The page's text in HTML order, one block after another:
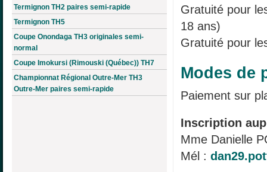
Termignon TH2 paires semi-rapide
Termignon TH5
Coupe Onondaga TH3 originales semi-
normal
Coupe Imokursi (Rimouski (Québec)) TH7
Championnat Régional Outre-Mer TH3
Outre-Mer paires semi-rapide
Gratuité pour
18 ans)
Gratuité pour
Modes de
Paiement sur
Inscription
Mme Danielle
Mél :